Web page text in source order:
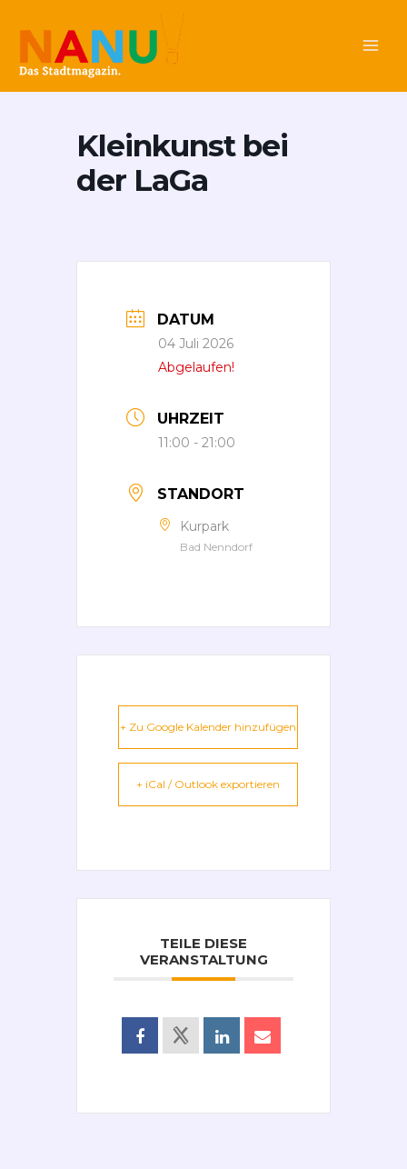
Inhalt
springen
Kleinkunst bei
der LaGa
DATUM
04 Juli 2026
Abgelaufen!
UHRZEIT
11:00 - 21:00
STANDORT
Kurpark
Bad Nenndorf
+ Zu Google Kalender hinzufügen
+ iCal / Outlook exportieren
TEILE DIESE
VERANSTALTUNG